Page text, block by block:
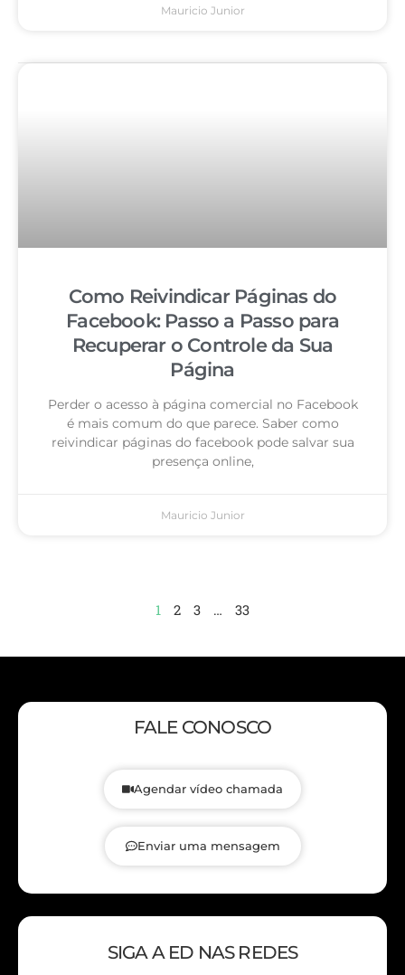
Mauricio Junior
Como Reivindicar Páginas do
Facebook: Passo a Passo para
Recuperar o Controle da Sua
Página
Perder o acesso à página comercial no Facebook
é mais comum do que parece. Saber como
reivindicar páginas do facebook pode salvar sua
presença online,
Mauricio Junior
1 2 3 … 33
FALE CONOSCO
Agendar vídeo chamada
Enviar uma mensagem
SIGA A ED NAS REDES